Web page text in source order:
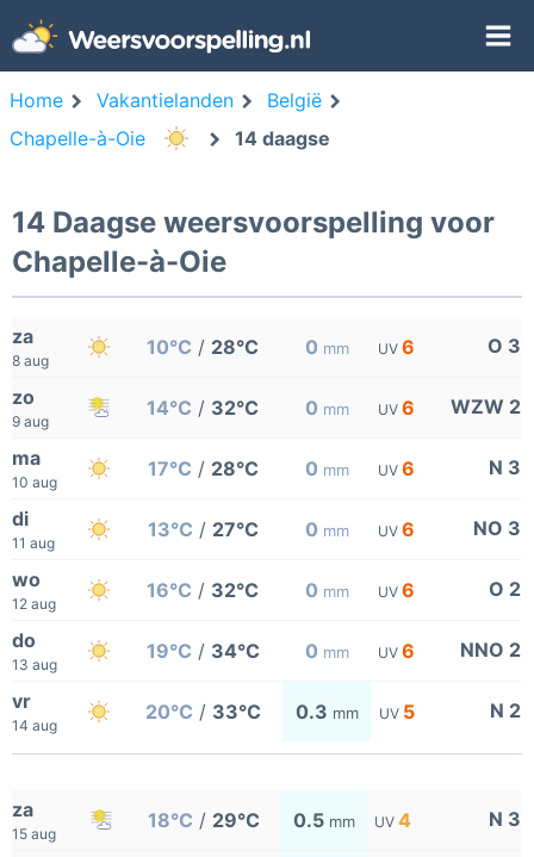
Home Vakantielanden
België
Chapelle-à-Oie
14 daagse
14 Daagse weersvoorspelling voor
Chapelle-à-Oie
za
8 aug
10°C / 28°C 0 mm UV 6 O 3
zo
9 aug
14°C / 32°C 0 mm UV 6 WZW 2
ma
10 aug
17°C / 28°C 0 mm UV 6 N 3
di
11 aug
13°C / 27°C 0 mm UV 6 NO 3
wo
12 aug
16°C / 32°C 0 mm UV 6 O 2
do
13 aug
19°C / 34°C 0 mm UV 6 NNO 2
vr
14 aug
20°C / 33°C 0.3 mm UV 5 N 2
za
15 aug
18°C / 29°C 0.5 mm UV 4 N 3